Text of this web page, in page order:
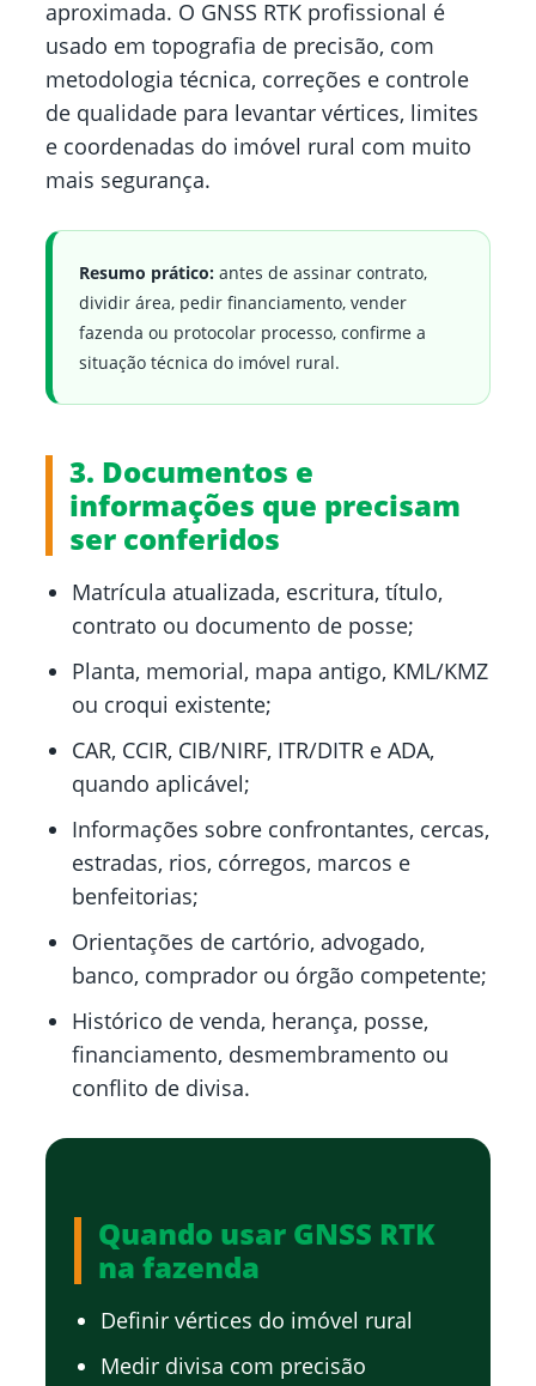
aproximada. O GNSS RTK profissional é
usado em topografia de precisão, com
metodologia técnica, correções e controle
de qualidade para levantar vértices, limites
e coordenadas do imóvel rural com muito
mais segurança.
Resumo prático: antes de assinar contrato,
dividir área, pedir financiamento, vender
fazenda ou protocolar processo, confirme a
situação técnica do imóvel rural.
3. Documentos e
informações que precisam
ser conferidos
Matrícula atualizada, escritura, título,
contrato ou documento de posse;
Planta, memorial, mapa antigo, KML/KMZ
ou croqui existente;
CAR, CCIR, CIB/NIRF, ITR/DITR e ADA,
quando aplicável;
Informações sobre confrontantes, cercas,
estradas, rios, córregos, marcos e
benfeitorias;
Orientações de cartório, advogado,
banco, comprador ou órgão competente;
Histórico de venda, herança, posse,
financiamento, desmembramento ou
conflito de divisa.
Quando usar GNSS RTK
na fazenda
Definir vértices do imóvel rural
Medir divisa com precisão